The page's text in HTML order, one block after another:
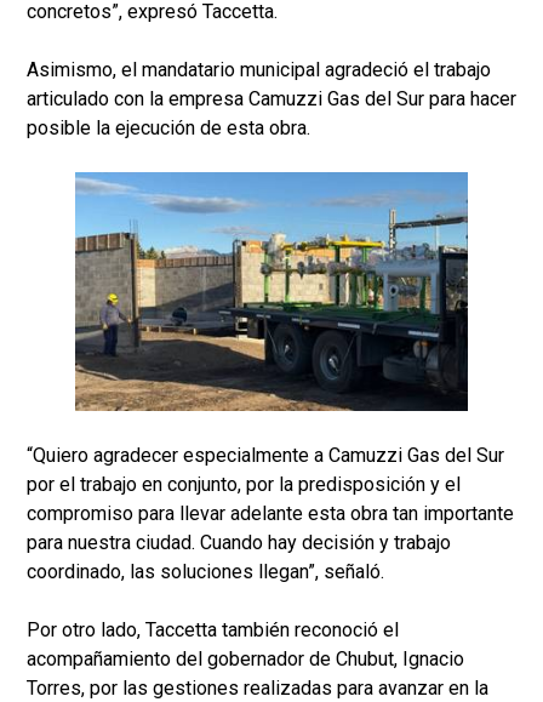
concretos”, expresó Taccetta.
Asimismo, el mandatario municipal agradeció el trabajo
articulado con la empresa Camuzzi Gas del Sur para hacer
posible la ejecución de esta obra.
“Quiero agradecer especialmente a Camuzzi Gas del Sur
por el trabajo en conjunto, por la predisposición y el
compromiso para llevar adelante esta obra tan importante
para nuestra ciudad. Cuando hay decisión y trabajo
coordinado, las soluciones llegan”, señaló.
Por otro lado, Taccetta también reconoció el
acompañamiento del gobernador de Chubut, Ignacio
Torres, por las gestiones realizadas para avanzar en la